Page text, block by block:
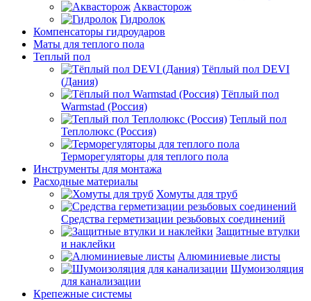
Аквасторож
Гидролок
Компенсаторы гидроударов
Маты для теплого пола
Теплый пол
Тёплый пол DEVI
(Дания)
Тёплый пол
Warmstad (Россия)
Теплый пол
Теплолюкс (Россия)
Терморегуляторы для теплого пола
Инструменты для монтажа
Расходные материалы
Хомуты для труб
Средства герметизации резьбовых соединений
Защитные втулки
и наклейки
Алюминиевые листы
Шумоизоляция
для канализации
Крепежные системы